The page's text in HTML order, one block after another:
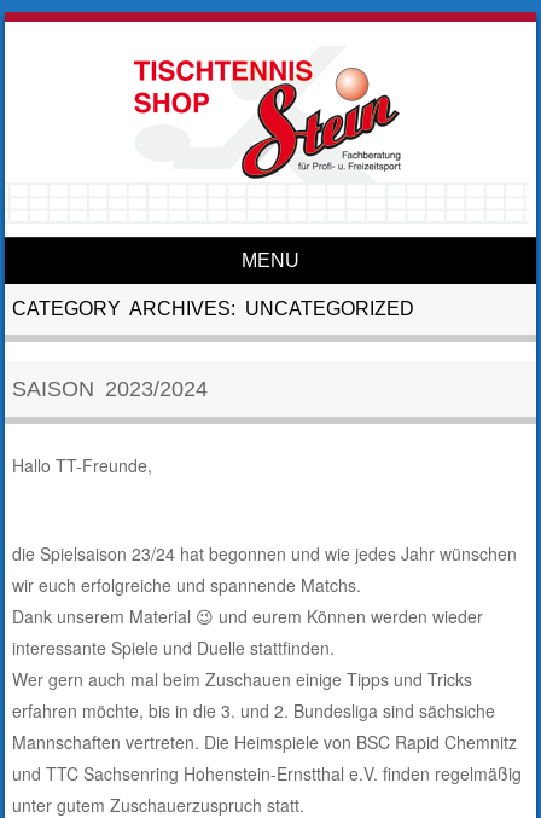
MENU
Skip to content
CATEGORY ARCHIVES: UNCATEGORIZED
SAISON 2023/2024
Hallo TT-Freunde,
die Spielsaison 23/24 hat begonnen und wie jedes Jahr wünschen
wir euch erfolgreiche und spannende Matchs.
Dank unserem Material 😉 und eurem Können werden wieder
interessante Spiele und Duelle stattfinden.
Wer gern auch mal beim Zuschauen einige Tipps und Tricks
erfahren möchte, bis in die 3. und 2. Bundesliga sind sächsiche
Mannschaften vertreten. Die Heimspiele von BSC Rapid Chemnitz
und TTC Sachsenring Hohenstein-Ernstthal e.V. finden regelmäßig
unter gutem Zuschauerzuspruch statt.